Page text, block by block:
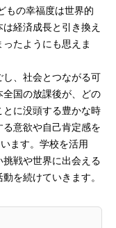
もの幸福度は世界的
経済成長と引き換え
たようにも思えま
、社会とつながる可
国の放課後が、どの
に没頭する豊かな時
意欲や自己肯定感を
ます。学校を活用
戦や世界に出会える
を続けていきます。